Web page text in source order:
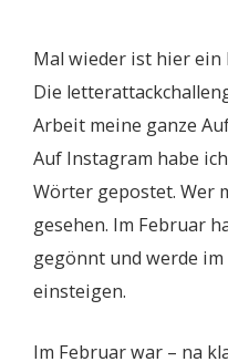
Mal wieder ist hier ein
Die
Arbeit meine ganze
Auf Instagram habe
Wörter gepostet. Wer
gesehen. Im Februar
gegönnt und werde
einsteigen.
Im Februar war – na